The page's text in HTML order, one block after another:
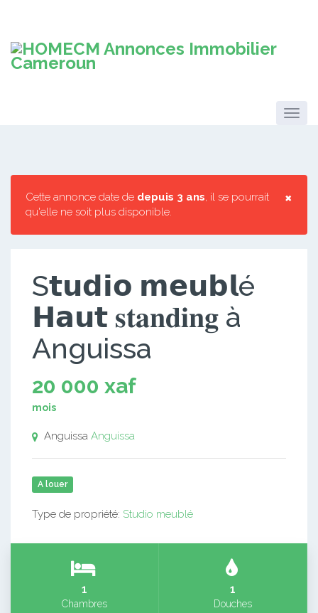
×
Cette annonce date de depuis 3 ans, il se pourrait
qu'elle ne soit plus disponible.
S𝘁𝘂𝗱𝗶𝗼 𝗺𝗲𝘂𝗯𝗹é
𝗛𝗮𝘂𝘁 𝐬𝐭𝐚𝐧𝐝𝐢𝐧𝐠 à
Anguissa
20 000 xaf
mois
Anguissa Anguissa
A louer
Type de propriété: Studio meublé
1
Chambres
1
Douches